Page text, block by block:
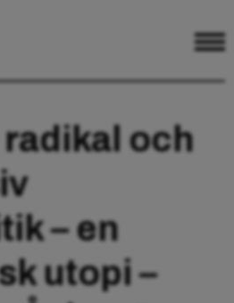
radikal och
– en
utopi –